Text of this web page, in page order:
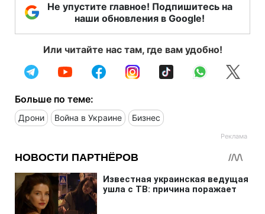
Не упустите главное! Подпишитесь на
наши обновления в Google!
Или читайте нас там, где вам удобно!
Больше по теме:
Дрони Война в Украине Бизнес